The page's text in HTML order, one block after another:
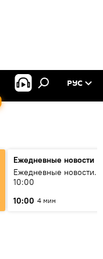
РУС
Ежедневные новости
Ежедневные новости.
10:00
10:00 4 мин